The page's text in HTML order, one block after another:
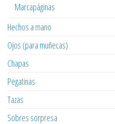
Marcapáginas
Hechos a mano
Ojos (para muñecas)
Chapas
Pegatinas
Tazas
Sobres sorpresa